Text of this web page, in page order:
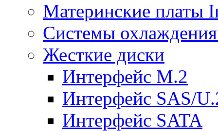
Материнские платы
Системы
Жесткие диски
Интерфейс M.2
Интерфейс SAS/
Интерфейс SATA